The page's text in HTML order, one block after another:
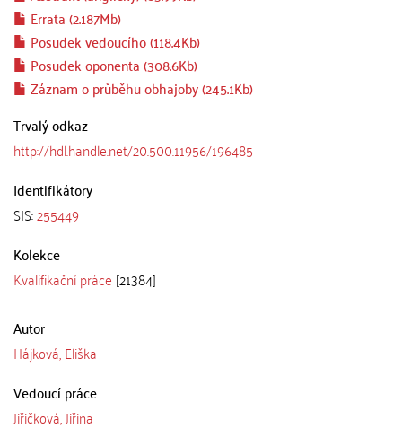
Errata (2.187Mb)
Posudek vedoucího (118.4Kb)
Posudek oponenta (308.6Kb)
Záznam o průběhu obhajoby (245.1Kb)
Trvalý odkaz
http://hdl.handle.net/20.500.11956/196485
Identifikátory
SIS:255449
Kolekce
Kvalifikační práce [21384]
Autor
Hájková, Eliška
Vedoucí práce
Jiřičková, Jiřina